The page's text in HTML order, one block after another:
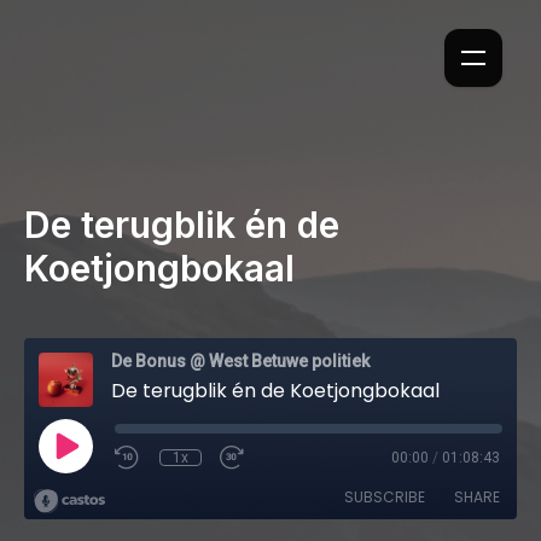
De terugblik én de
Koetjongbokaal
De Bonus @ West Betuwe politiek
De terugblik én de Koetjongbokaal
1x 00:00 / 01:08:43
SUBSCRIBE SHARE